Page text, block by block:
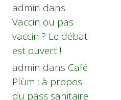
admin dans
Vaccin ou pas
vaccin ? Le débat
est ouvert !
admin dans Café
Plùm : à propos
du pass sanitaire